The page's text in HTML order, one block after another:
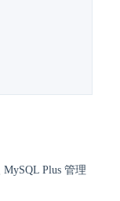
MySQL Plus 管理